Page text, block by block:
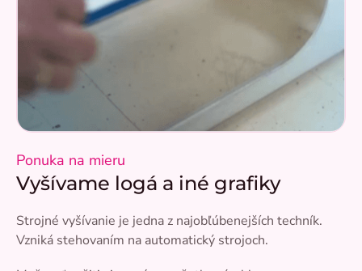
Ponuka na mieru
Vyšívame logá a iné grafiky
Strojné vyšívanie je jedna z najobľúbenejších techník.
Vzniká stehovaním na automatický strojoch.